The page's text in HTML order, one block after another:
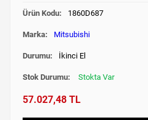
Ürün Kodu: 1860D687
Marka: Mitsubishi
Durumu: İkinci El
Stok Durumu: Stokta Var
57.027,48 TL